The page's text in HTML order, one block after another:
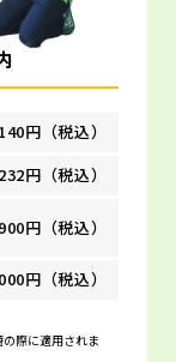
円（税込）
円（税込）
円（税込）
円（税込）
際に適用されま